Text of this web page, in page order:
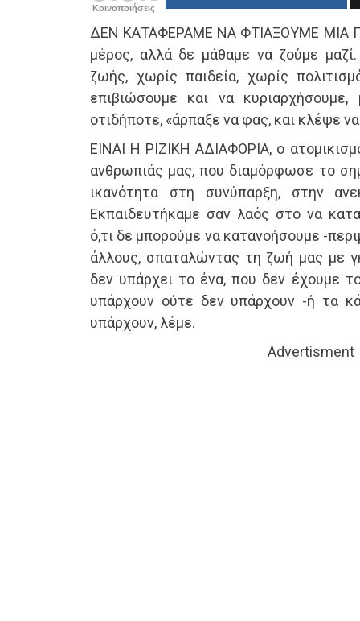
Κοινοποιήσεις
ΔΕΝ ΚΑΤΑΦΕΡΑΜΕ ΝΑ ΦΤΙΑΞΟΥΜΕ ΜΙΑ
μέρος, αλλά δε μάθαμε να ζούμε
ζωής, χωρίς παιδεία, χωρίς
επιβιώσουμε και να
οτιδήποτε, «άρπαξε να φας, και κλέψε να
ΕΙΝΑΙ Η ΡΙΖΙΚΗ ΑΔΙΑΦΟΡΙΑ, ο
ανθρωπιάς μας, που διαμόρφωσε το
ικανότητα στη συνύπαρξη, στην
Εκπαιδευτήκαμε σαν λαός στο να
ό,τι δε μπορούμε να κατανοήσουμε -
άλλους, σπαταλώντας τη ζωή μας με
δεν υπάρχει το ένα, που δεν έχουμε
υπάρχουν ούτε δεν υπάρχουν -ή τα
υπάρχουν, λέμε.
Advertisment